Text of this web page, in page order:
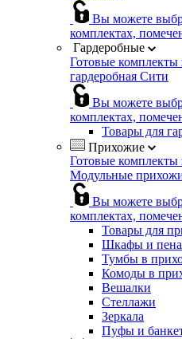
Вы можете
комплектах,
Гардеробные
Готовые комплекты
гардеробная Сити
Вы можете
комплектах,
Товары для
Прихожие
Готовые
Модульные
Вы можете
комплектах,
Товары для
Шкафы и
Тумбы в
Комоды в
Вешалки
Стеллажи
Зеркала
Пуфы и